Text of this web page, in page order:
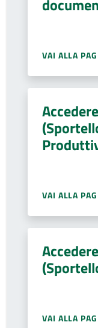
VAI ALLA
VAI ALLA
VAI ALLA